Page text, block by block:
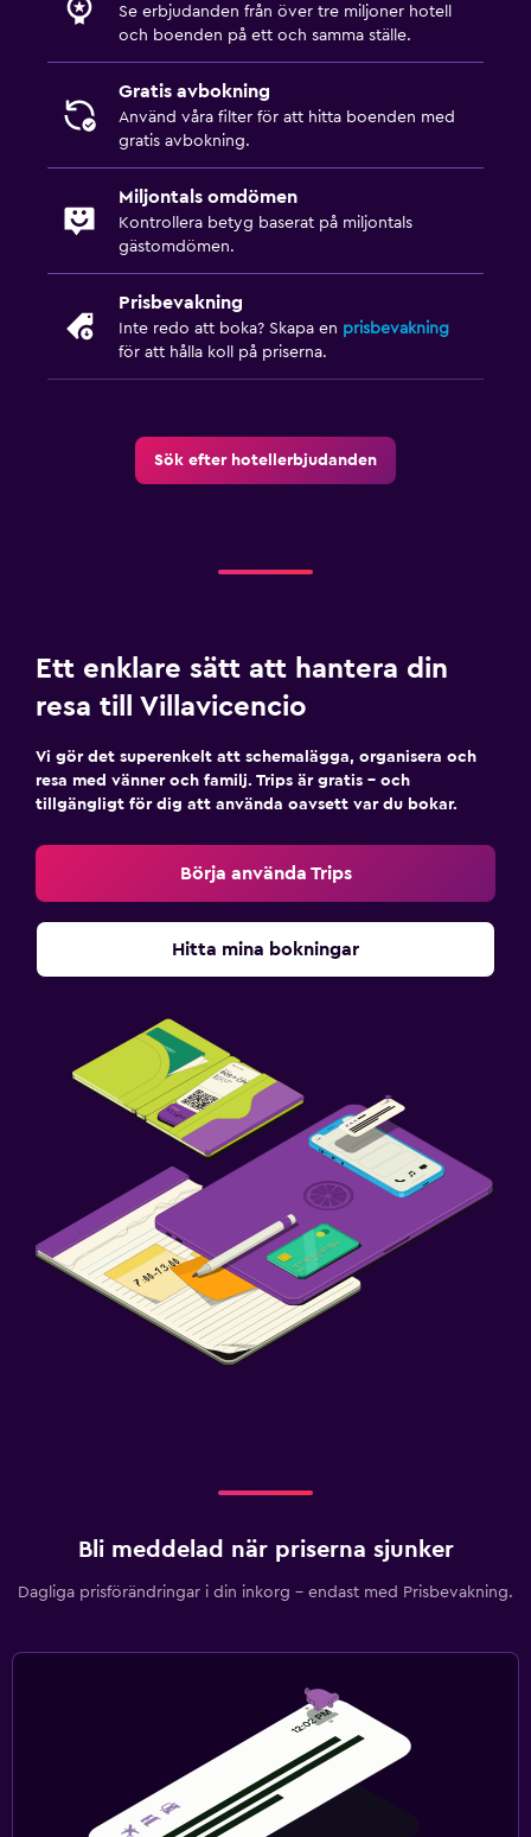
Se erbjudanden från över tre miljoner hotell
och boenden på ett och samma ställe.
Gratis avbokning
Använd våra filter för att hitta boenden med
gratis avbokning.
Miljontals omdömen
Kontrollera betyg baserat på miljontals
gästomdömen.
Prisbevakning
Inte redo att boka? Skapa en prisbevakning
för att hålla koll på priserna.
Sök efter hotellerbjudanden
Ett enklare sätt att hantera din
resa till Villavicencio
Vi gör det superenkelt att schemalägga, organisera och
resa med vänner och familj. Trips är gratis – och
tillgängligt för dig att använda oavsett var du bokar.
Börja använda Trips
Hitta mina bokningar
Bli meddelad när priserna sjunker
Dagliga prisförändringar i din inkorg – endast med Prisbevakning.